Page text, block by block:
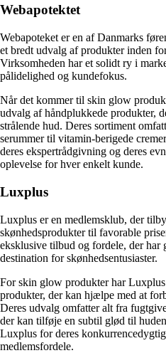
Webapotektet
Webapoteket er en af Danmarks
et bredt udvalg af produkter inden
Virksomheden har et solidt ry i
pålidelighed og kundefokus.
Når det kommer til skin glow
udvalg af håndplukkede produkter,
strålende hud. Deres sortiment
serummer til vitamin-berigede
deres ekspertrådgivning og deres
oplevelse for hver enkelt kunde.
Luxplus
Luxplus er en medlemsklub, der
skønhedsprodukter til favorable
eksklusive tilbud og fordele, der
destination for skønhedsentusiaster.
For skin glow produkter har
produkter, der kan hjælpe med at
Deres udvalg omfatter alt fra
der kan tilføje en subtil glød til
Luxplus for deres
medlemsfordele.